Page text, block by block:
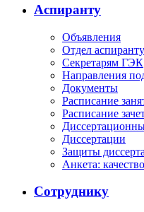
Аспиранту
Объявления
Отдел
Секретарям ГЭК
Направления
Документы
Расписание
Расписание
Диссертации
Защиты
Анкета:
Сотруднику